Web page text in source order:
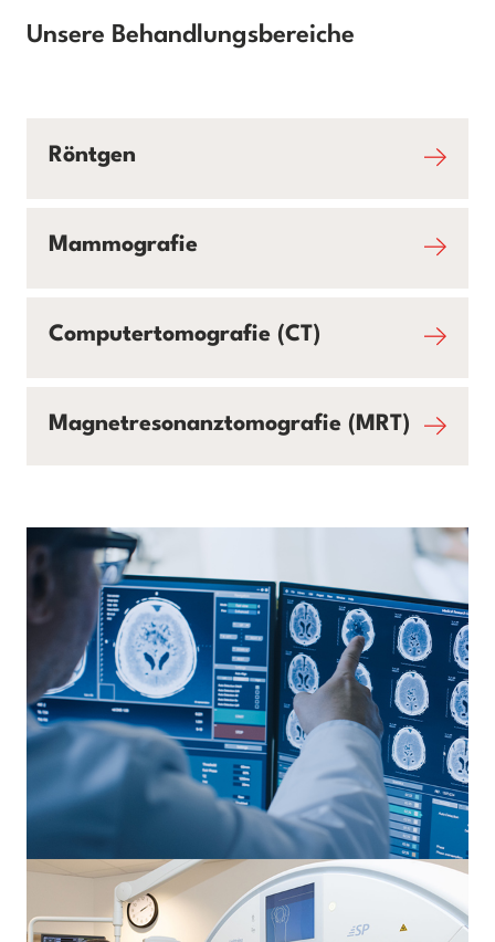
Unsere Behandlungsbereiche
Röntgen
Mammografie
Computertomografie (CT)
Magnetresonanztomografie (MRT)